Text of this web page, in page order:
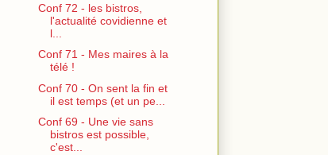
Conf 72 - les bistros,
l'actualité covidienne et
l...
Conf 71 - Mes maires à la
télé !
Conf 70 - On sent la fin et
il est temps (et un pe...
Conf 69 - Une vie sans
bistros est possible,
c'est...